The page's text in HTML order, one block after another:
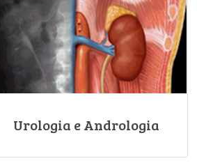
Urologia e Andrologia